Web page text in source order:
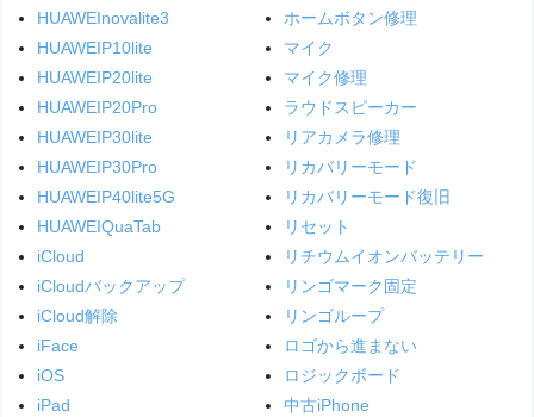
HUAWEInovalite3
HUAWEIP10lite
HUAWEIP20lite
HUAWEIP20Pro
HUAWEIP30lite
HUAWEIP30Pro
HUAWEIP40lite5G
HUAWEIQuaTab
iCloud
iCloudバックアップ
iCloud解除
iFace
iOS
iPad
ホームボタン修理
マイク
マイク修理
ラウドスピーカー
リアカメラ修理
リカバリーモード
リカバリーモード復旧
リセット
リチウムイオンバッテリー
リンゴマーク固定
リンゴループ
ロゴから進まない
ロジックボード
中古iPhone